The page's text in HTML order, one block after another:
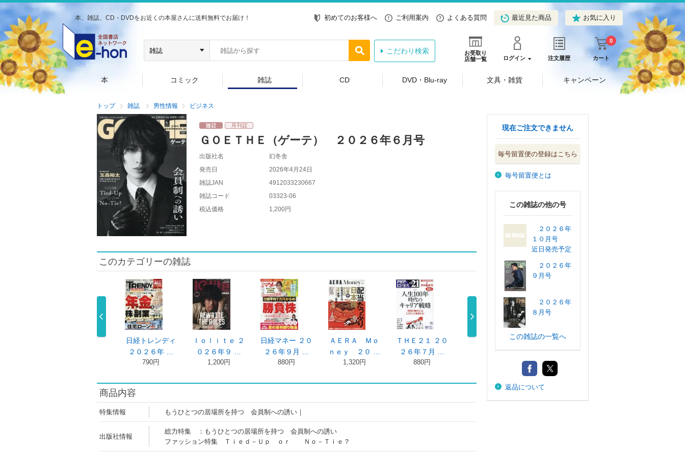
本、雑誌、CD・DVDをお近くの本屋さんに送料無料でお届け！ 初めてのお客様へ ご利用案内 よくある質問 最近見た商品 お気に入り
お受取り
店舗一覧
ログイン 注文履歴 カート
0
こだわり検索
本 コミック 雑誌 CD DVD・Blu-ray 文具・雑貨 キャンペーン
トップ 雑誌 男性情報 ビジネス
ＧＯＥＴＨＥ（ゲーテ） ２０２６年６月号
出版社名
幻冬舎
発売日
2026年4月24日
雑誌JAN
4912033230667
雑誌コード
03323-06
税込価格
1,200円
このカテゴリーの雑誌
日経トレンディ
日経トレンディ
２０２６年 …
790円
Ｉｏｌｉｔｅ ２
０２６年９ …
1,200円
日経マネー ２０
２６年９月 …
880円
ＡＥＲＡ Ｍｏ
ｎｅｙ ２０ …
1,320円
ＴＨＥ２１ ２０
２６年７月 …
880円
日経トレンディ
２０２６年 …
日経トレンディ
２０２６年 …
910円
商品内容
特集情報 もうひとつの居場所を持つ 会員制への誘い｜
出版社情報
総力特集 ：もうひとつの居場所を持つ 会員制への誘い
ファッション特集 Ｔｉｅｄ－Ｕｐ ｏｒ Ｎｏ－Ｔｉｅ？
現在ご注文できません
毎号留置便の登録はこちら
毎号留置便とは
この雑誌の他の号
２０２６年
１０月号
近日発売予定
２０２６年
９月号
２０２６年
８月号
この雑誌の一覧へ
返品について